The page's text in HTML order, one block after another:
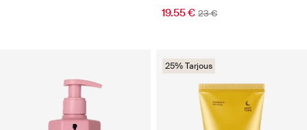
19.55 € 23 €
25% Tarjous